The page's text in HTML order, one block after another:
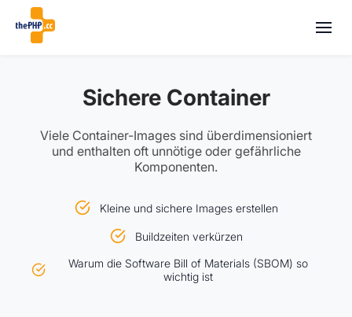
Sichere Container
Viele Container-Images sind überdimensioniert
und enthalten oft unnötige oder gefährliche
Komponenten.
Kleine und sichere Images erstellen
Buildzeiten verkürzen
Warum die Software Bill of Materials (SBOM) so
wichtig ist